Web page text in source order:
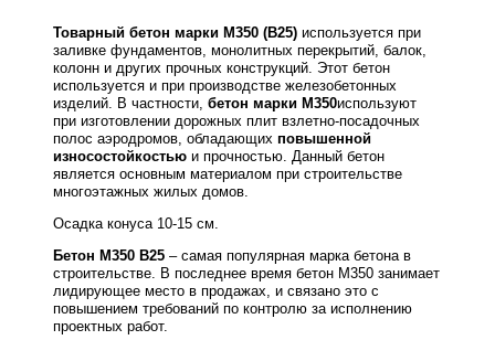
Товарный бетон марки М350 (В25) используется при
заливке фундаментов, монолитных перекрытий, балок,
колонн и других прочных конструкций. Этот бетон
используется и при производстве железобетонных
изделий. В частности, бетон марки М350используют
при изготовлении дорожных плит взлетно-посадочных
полос аэродромов, обладающих повышенной
износостойкостью и прочностью. Данный бетон
является основным материалом при строительстве
многоэтажных жилых домов.
Осадка конуса 10-15 см
Бетон М350 В25 – самая популярная марка бетона в
строительстве. В последнее время бетон М350 занимает
лидирующее место в продажах, и связано это с
повышением требований по контролю за исполнению
проектных работ.